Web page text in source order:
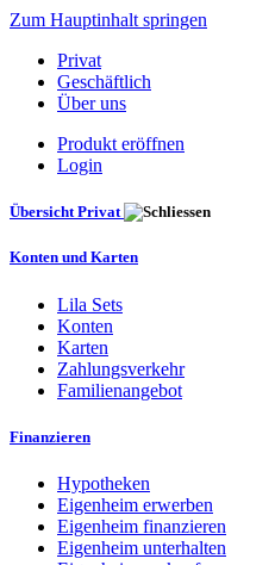
Zum Hauptinhalt springen
Privat
Geschäftlich
Über uns
Produkt eröffnen
Login
Übersicht Privat
Konten und Karten
Lila Sets
Konten
Karten
Zahlungsverkehr
Familienangebot
Finanzieren
Hypotheken
Eigenheim erwerben
Eigenheim finanzieren
Eigenheim unterhalten